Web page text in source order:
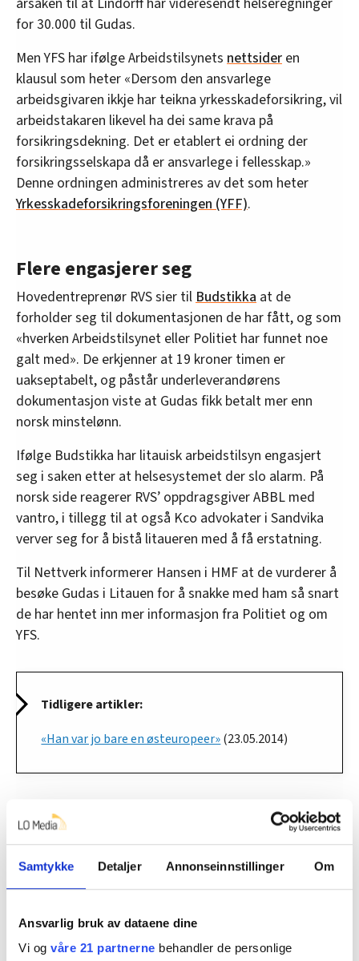
Samtykke Detaljer Annonseinnstillinger Om
Ansvarlig bruk av dataene dine
Vi og våre 21 partnerne behandler de personlige
for 30.000 til Gudas.
Men YFS har ifølge Arbeidstilsynets nettsider en
klausul som heter «Dersom den ansvarlege
arbeidsgivaren ikkje har teikna yrkesskadeforsikring, vil
arbeidstakaren likevel ha dei same krava på
forsikringsdekning. Det er etablert ei ordning der
forsikringsselskapa då er ansvarlege i fellesskap.»
Denne ordningen administreres av det som heter
Yrkesskadeforsikringsforeningen (YFF).
Flere engasjerer seg
Hovedentreprenør RVS sier tilBudstikka at de
forholder seg til dokumentasjonen de har fått, og som
«hverken Arbeidstilsynet eller Politiet har funnet noe
galt med». De erkjenner at 19 kroner timen er
uakseptabelt, og påstår underleverandørens
dokumentasjon viste at Gudas fikk betalt mer enn
norsk minstelønn.
Ifølge Budstikka har litauisk arbeidstilsyn engasjert
seg i saken etter at helsesystemet der slo alarm. På
norsk side reagerer RVS’ oppdragsgiver ABBL med
vantro, i tillegg til at også Kco advokater i Sandvika
verver seg for å bistå litaueren med å få erstatning.
Til Nettverk informerer Hansen i HMF at de vurderer å
besøke Gudas i Litauen for å snakke med ham så snart
de har hentet inn mer informasjon fra Politiet og om
YFS.
Tidligere artikler:
«Han var jo bare en østeuropeer»(23.05.2014)
Denne artikkelen er
Nyheter